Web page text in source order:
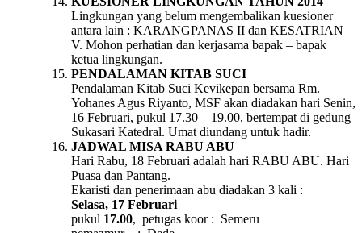
Lingkungan yang belum mengembalikan kuesioner
antara lain : KARANGPANAS II dan KESATRIAN
V. Mohon perhatian dan kerjasama bapak – bapak
ketua lingkungan.
PENDALAMAN KITAB SUCI
Pendalaman Kitab Suci Kevikepan bersama Rm.
Yohanes Agus Riyanto, MSF akan diadakan hari Senin,
16 Februari, pukul 17.30 – 19.00, bertempat di gedung
Sukasari Katedral. Umat diundang untuk hadir.
JADWAL MISA RABU ABU
Hari Rabu, 18 Februari adalah hari RABU ABU. Hari
Puasa dan Pantang.
Ekaristi dan penerimaan abu diadakan 3 kali :
Selasa, 17 Februari
pukul 17.00, petugas koor : Semeru